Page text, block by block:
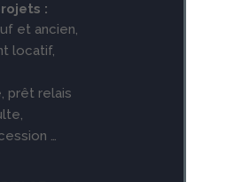
:
et ancien,
locatif,
prêt relais
…